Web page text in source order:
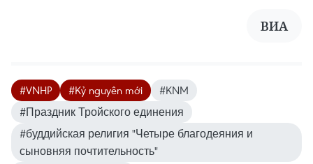
ВИА
#VNHP #Kỷ nguyên mới
#KNM
#Праздник Тройского единения
#буддийская религия "Четыре благодеяния и
сыновняя почтительность"